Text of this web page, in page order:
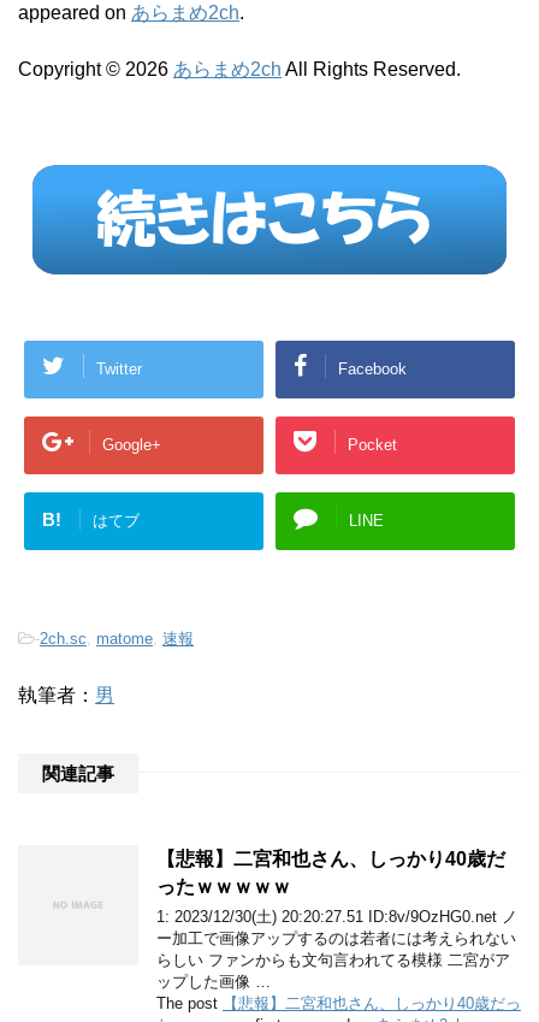
appeared on あらまめ2ch.
Copyright © 2026 あらまめ2ch All Rights Reserved.
Twitter Facebook
Google+ Pocket
B! はてブ LINE
-2ch.sc matome 速報
執筆者： 男
関連記事
【悲報】二宮和也さん、しっかり40歳だ
ったｗｗｗｗｗ
1: 2023/12/30(土) 20:20:27.51 ID:8v/9OzHG0.net ノ
ー加工で画像アップするのは若者には考えられない
らしい ファンからも文句言われてる模様 二宮がア
ップした画像 …
The post
【悲報】二宮和也さん、しっかり40歳だっ